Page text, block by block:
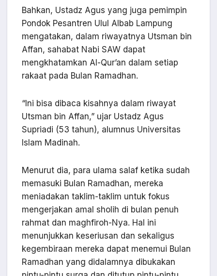
Bahkan, Ustadz Agus yang juga pemimpin
Pondok Pesantren Ulul Albab Lampung
mengatakan, dalam riwayatnya Utsman bin
Affan, sahabat Nabi SAW dapat
mengkhatamkan Al-Qur’an dalam setiap
rakaat pada Bulan Ramadhan.
“Ini bisa dibaca kisahnya dalam riwayat
Utsman bin Affan,” ujar Ustadz Agus
Supriadi (53 tahun), alumnus Universitas
Islam Madinah.
Menurut dia, para ulama salaf ketika sudah
memasuki Bulan Ramadhan, mereka
meniadakan taklim-taklim untuk fokus
mengerjakan amal sholih di bulan penuh
rahmat dan maghfiroh-Nya. Hal ini
menunjukkan keseriusan dan sekaligus
kegembiraan mereka dapat menemui Bulan
Ramadhan yang didalamnya dibukakan